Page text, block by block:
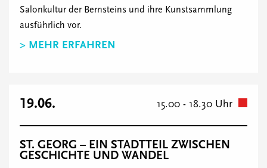
Salonkultur der Bernsteins und ihre Kunstsammlung
ausführlich vor.
> MEHR ERFAHREN
19.06. 15.00 - 18.30 Uhr
ST. GEORG – EIN STADTTEIL ZWISCHEN
GESCHICHTE UND WANDEL